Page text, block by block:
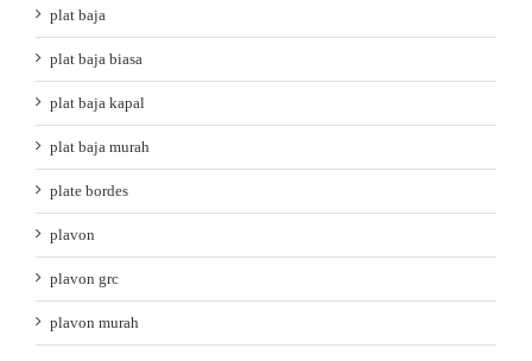
plat baja
plat baja biasa
plat baja kapal
plat baja murah
plate bordes
plavon
plavon grc
plavon murah